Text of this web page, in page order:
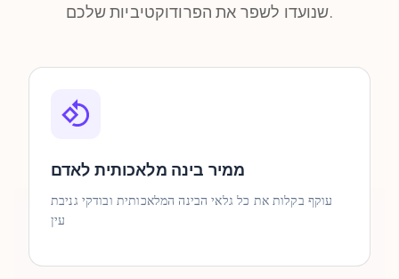
שנועדו לשפר את הפרודוקטיביות שלכם.
ממיר בינה מלאכותית לאדם
עוקף בקלות את כל גלאי הבינה המלאכותית ובודקי גניבת
עין